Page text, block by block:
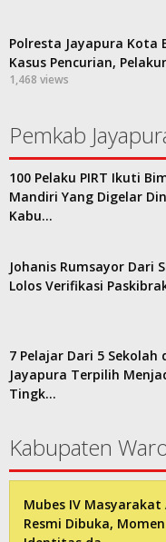
Polresta Jayapura Kota
Kasus Pencurian,
1,468 views
Pemkab
100 Pelaku PIRT Ikuti
Mandiri Yang Digelar
Kabu…
Johanis Rumsayor Dari
Lolos Verifikasi
7 Pelajar Dari 5 Sekolah
Jayapura Terpilih
Tingk…
Kabupaten
Mubes IV
Resmi Dibuka,